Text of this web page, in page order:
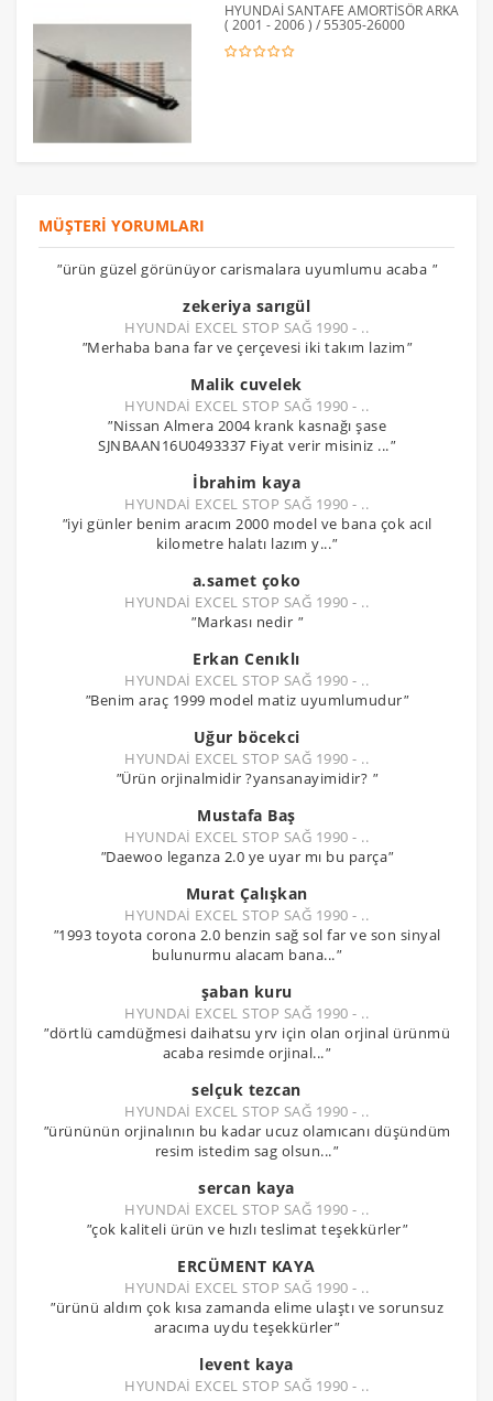
HYUNDAİ SANTAFE AMORTİSÖR ARKA
( 2001 - 2006 ) / 55305-26000
MÜŞTERI YORUMLARI
"ürün güzel görünüyor carismalara uyumlumu acaba "
zekeriya sarıgül
HYUNDAİ EXCEL STOP SAĞ 1990 - ..
"Merhaba bana far ve çerçevesi iki takım lazim"
Malik cuvelek
HYUNDAİ EXCEL STOP SAĞ 1990 - ..
"Nissan Almera 2004 krank kasnağı şase
SJNBAAN16U0493337 Fiyat verir misiniz ..."
İbrahim kaya
HYUNDAİ EXCEL STOP SAĞ 1990 - ..
"iyi günler benim aracım 2000 model ve bana çok acıl
kilometre halatı lazım y..."
a.samet çoko
HYUNDAİ EXCEL STOP SAĞ 1990 - ..
"Markası nedir "
Erkan Cenıklı
HYUNDAİ EXCEL STOP SAĞ 1990 - ..
"Benim araç 1999 model matiz uyumlumudur"
Uğur böcekci
HYUNDAİ EXCEL STOP SAĞ 1990 - ..
"Ürün orjinalmidir ?yansanayimidir? "
Mustafa Baş
HYUNDAİ EXCEL STOP SAĞ 1990 - ..
"Daewoo leganza 2.0 ye uyar mı bu parça"
Murat Çalışkan
HYUNDAİ EXCEL STOP SAĞ 1990 - ..
"1993 toyota corona 2.0 benzin sağ sol far ve son sinyal
bulunurmu alacam bana..."
şaban kuru
HYUNDAİ EXCEL STOP SAĞ 1990 - ..
"dörtlü camdüğmesi daihatsu yrv için olan orjinal ürünmü
acaba resimde orjinal..."
selçuk tezcan
HYUNDAİ EXCEL STOP SAĞ 1990 - ..
"ürününün orjinalının bu kadar ucuz olamıcanı düşündüm
resim istedim sag olsun..."
sercan kaya
HYUNDAİ EXCEL STOP SAĞ 1990 - ..
"çok kaliteli ürün ve hızlı teslimat teşekkürler"
ERCÜMENT KAYA
HYUNDAİ EXCEL STOP SAĞ 1990 - ..
"ürünü aldım çok kısa zamanda elime ulaştı ve sorunsuz
aracıma uydu teşekkürler"
levent kaya
HYUNDAİ EXCEL STOP SAĞ 1990 - ..